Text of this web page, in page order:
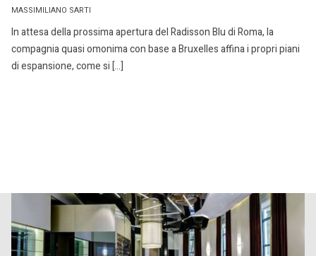
MASSIMILIANO SARTI
In attesa della prossima apertura del Radisson Blu di Roma, la
compagnia quasi omonima con base a Bruxelles affina i propri piani
di espansione, come si […]